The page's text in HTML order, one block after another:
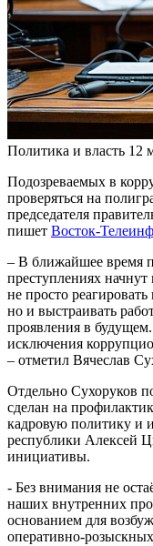
Политика и власть 12
Подозреваемых в
проверяться на
председателя
пишет Восток-
– В ближайшее время
преступлениях
не просто
но и выстраивать
проявления в
исключения
– отметил Вячеслав
Отдельно Сухоруков
сделан на
кадровую политику и
республики Алексей
инициативы.
- Без внимания не
наших внутренних
основанием для
оперативно-